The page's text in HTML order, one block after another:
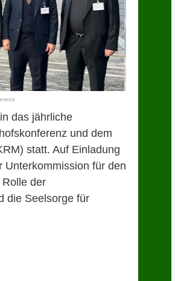
das jährliche
und dem
statt. Auf Einladung
Unterkommission für den
der
die Seelsorge für